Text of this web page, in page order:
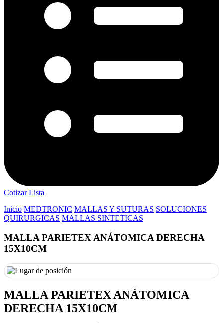
Cotizar Lista
Inicio MEDTRONIC MALLAS Y SUTURAS SOLUCIONES
QUIRURGICAS MALLAS SINTETICAS
MALLA PARIETEX ANÁTOMICA DERECHA
15X10CM
MALLA PARIETEX ANÁTOMICA
DERECHA 15X10CM